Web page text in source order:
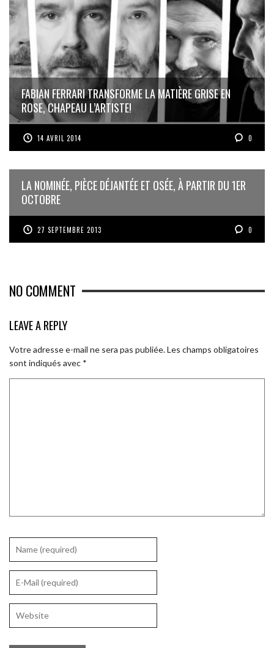
FABIAN FERRARI TRANSFORME LA MATIÈRE GRISE EN
ROSE, CHAPEAU L’ARTISTE!
14 AVRIL 2014 0
LA NOMINÉE, PIÈCE DÉJANTÉE ET OSÉE, À PARTIR DU 1ER
OCTOBRE
27 SEPTEMBRE 2013 0
NO COMMENT
LEAVE A REPLY
Votre adresse e-mail ne sera pas publiée.Les champs obligatoires
sont indiqués avec *